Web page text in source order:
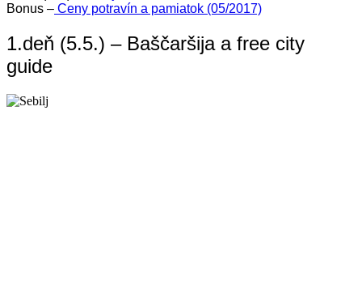
Bonus – Ceny potravín a pamiatok (05/2017)
1.deň (5.5.) – Baščaršija a free city
guide